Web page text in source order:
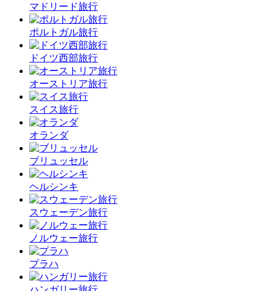
マドリード旅行
ポルトガル旅行
ドイツ西部旅行
オーストリア旅行
スイス旅行
オランダ
ブリュッセル
ヘルシンキ
スウェーデン旅行
ノルウェー旅行
プラハ